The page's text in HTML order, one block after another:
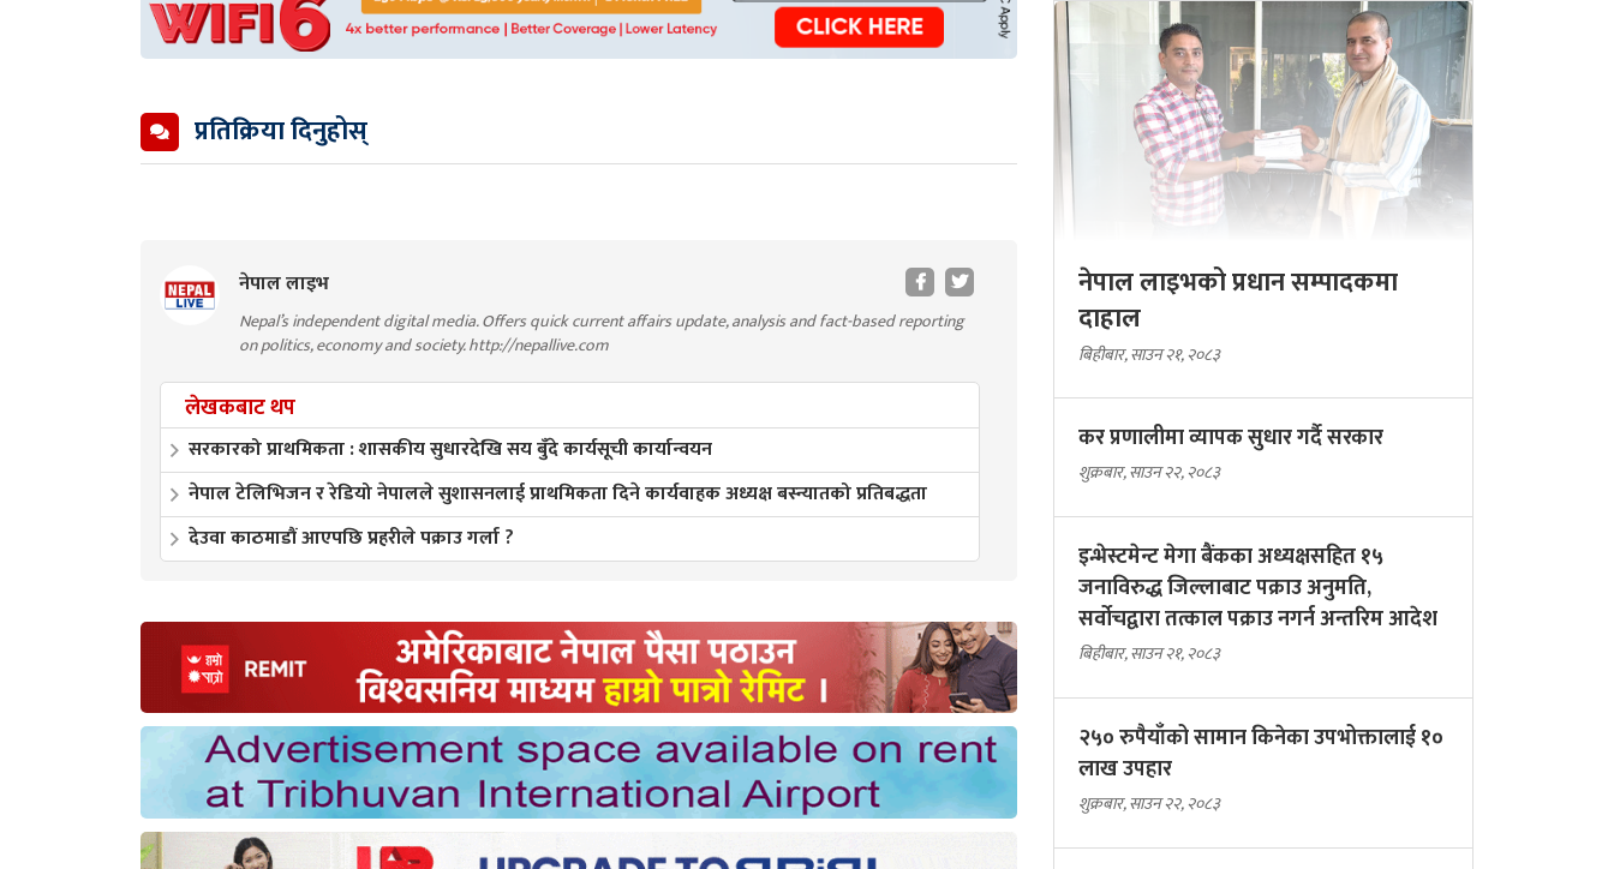
प्रतिक्रिया दिनुहोस्
नेपाल लाइभ
Nepal’s independent digital media. Offers quick current affairs update, analysis and fact-based reporting
on politics, economy and society. http://nepallive.com
लेखकबाट थप
सरकारको प्राथमिकता : शासकीय सुधारदेखि सय बुँदे कार्यसूची कार्यान्वयन
नेपाल टेलिभिजन र रेडियो नेपालले सुशासनलाई प्राथमिकता दिने कार्यवाहक अध्यक्ष बस्न्यातको प्रतिबद्धता
देउवा काठमाडौं आएपछि प्रहरीले पक्राउ गर्ला ?
नेपाल लाइभको प्रधान सम्पादकमा
दाहाल
बिहीबार, साउन २१, २०८३
कर प्रणालीमा व्यापक सुधार गर्दै सरकार
शुक्रबार, साउन २२, २०८३
इन्भेस्टमेन्ट मेगा बैंकका अध्यक्षसहित १५
जनाविरुद्ध जिल्लाबाट पक्राउ अनुमति,
सर्वोचद्वारा तत्काल पक्राउ नगर्न अन्तरिम आदेश
बिहीबार, साउन २१, २०८३
२५० रुपैयाँको सामान किनेका उपभोक्तालाई १०
लाख उपहार
शुक्रबार, साउन २२, २०८३